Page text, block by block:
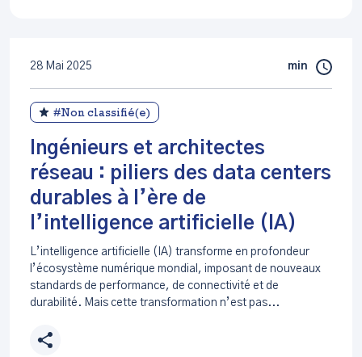
28 Mai 2025 min
#Non classifié(e)
Ingénieurs et architectes
réseau : piliers des data centers
durables à l’ère de
l’intelligence artificielle (IA)
L’intelligence artificielle (IA) transforme en profondeur
l’écosystème numérique mondial, imposant de nouveaux
standards de performance, de connectivité et de
durabilité. Mais cette transformation n’est pas...